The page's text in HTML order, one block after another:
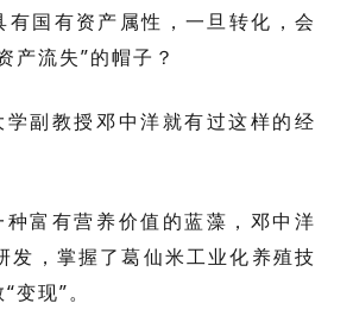
有国有资产属性，一旦转化，会
产流失”的帽子？
学副教授邓中洋就有过这样的经
种富有营养价值的蓝藻，邓中洋
发，掌握了葛仙米工业化养殖技
变现”。